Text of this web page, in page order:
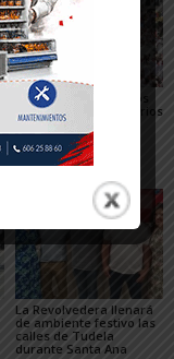
Gigantes y Cabezudos
en Tudela 2026: horarios
y recorridos en las
Fiestas de Santa Ana
La Revolvedera llenará
de ambiente festivo las
calles de Tudela
durante Santa Ana